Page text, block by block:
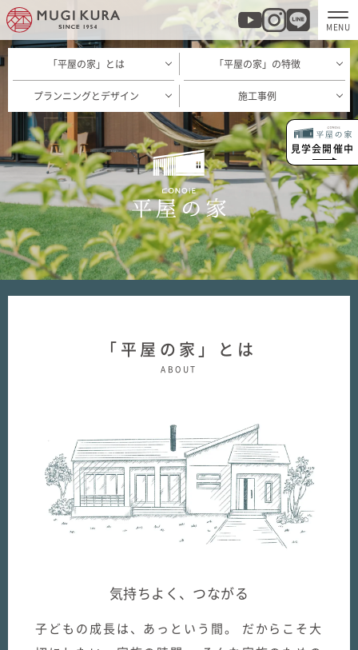
ホーム
分譲地・建売情報
モデルハウス
商品紹介
実例集・お客様の声
ニュース ブログ
イベント
オーナー様Q&A
資料請求
お問い合わせ
見学会開催中
「平屋の家」とは 「平屋の家」の特徴
プランニングとデザイン 施工事例
「平屋の家」とは
ABOUT
気持ちよく、つながる
子どもの成長は、あっという間。
だからこそ大